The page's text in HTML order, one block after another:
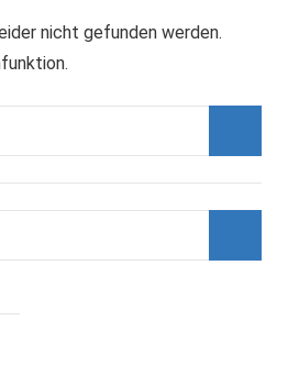
nicht gefunden werden.